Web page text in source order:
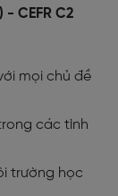
CEFR C2
mọi chủ đề
các tình
trường học